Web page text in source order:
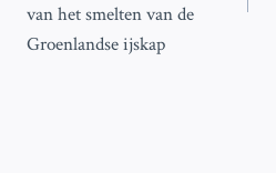
van het smelten van de
Groenlandse ijskap